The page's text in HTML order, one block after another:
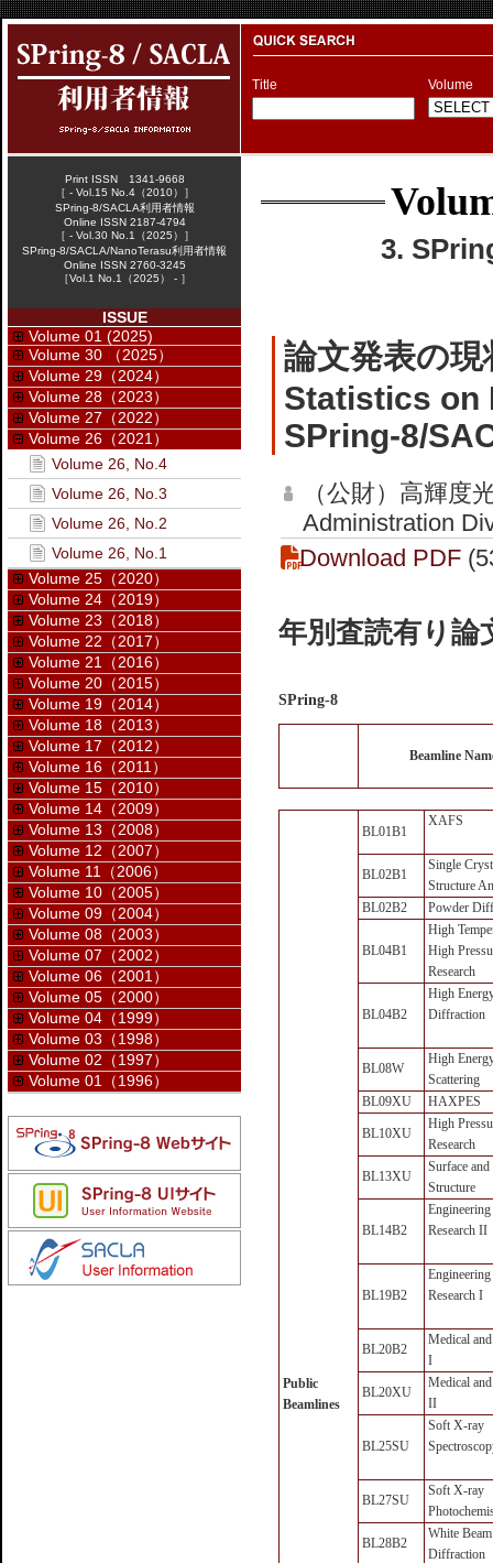
Title Volume
3.
論文発表の現
Statistics on
SPring-8/
（公財）高輝
Administration
Download PDF
年別査読有り論
SPring-8
Beamline
Public
Beamlines
BL01B1
XAFS
BL02B1
Single
Structure
BL02B2
Powder
BL04B1
High
High
Research
BL04B2
High
Diffraction
BL08W
High
Scattering
BL09XU
HAXPES
BL10XU
High
Research
BL13XU
Surface and
Structure
BL14B2
Engineering
Research II
BL19B2
Engineering
Research I
BL20B2
Medical and
I
BL20XU
Medical and
II
BL25SU
Soft X-ray
BL27SU
Soft X-ray
BL28B2
White
Diffraction
Print ISSN 1341-9668
［ - Vol.15 No.4（2010）］
SPring-8/SACLA利用者情報
Online ISSN 2187-4794
［ - Vol.30 No.1（2025）］
SPring-8/SACLA/NanoTerasu利用者情報
Online ISSN 2760-3245
［Vol.1 No.1（2025） - ］
ISSUE
Volume 01 (2025)
Volume 30 （2025）
Volume 29（2024）
Volume 28（2023）
Volume 27（2022）
Volume 26（2021）
Volume 26, No.4
Volume 26, No.3
Volume 26, No.2
Volume 26, No.1
Volume 25（2020）
Volume 24（2019）
Volume 23（2018）
Volume 22（2017）
Volume 21（2016）
Volume 20（2015）
Volume 19（2014）
Volume 18（2013）
Volume 17（2012）
Volume 16（2011）
Volume 15（2010）
Volume 14（2009）
Volume 13（2008）
Volume 12（2007）
Volume 11（2006）
Volume 10（2005）
Volume 09（2004）
Volume 08（2003）
Volume 07（2002）
Volume 06（2001）
Volume 05（2000）
Volume 04（1999）
Volume 03（1998）
Volume 02（1997）
Volume 01（1996）